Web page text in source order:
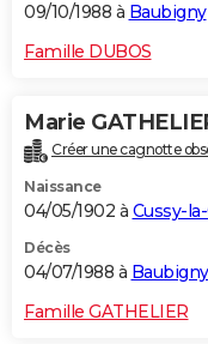
09/10/1988 à Baubigny
Famille DUBOS
Marie
Créer une cagnotte
Naissance
04/05/1902 à Cussy-
Décès
04/07/1988 à Baubigny
Famille GATHELIER